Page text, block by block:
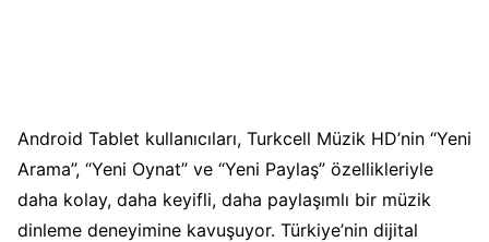
Android Tablet kullanıcıları, Turkcell Müzik HD’nin “Yeni
Arama”, “Yeni Oynat” ve “Yeni Paylaş” özellikleriyle
daha kolay, daha keyifli, daha paylaşımlı bir müzik
dinleme deneyimine kavuşuyor. Türkiye’nin dijital